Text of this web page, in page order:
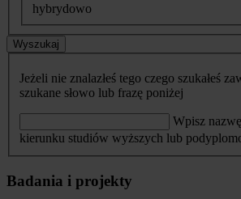
hybrydowo
Wyszukaj
Jeżeli nie znalazłeś tego czego szukałeś
szukane słowo lub frazę poniżej
Wpisz
kierunku studiów wyższych lub
Badania i projekty